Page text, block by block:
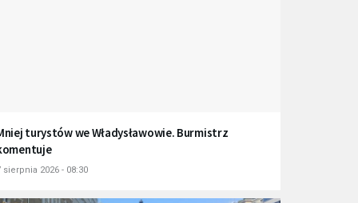
turystów we Władysławowie. Burmistrz
sierpnia 2026 - 08:30